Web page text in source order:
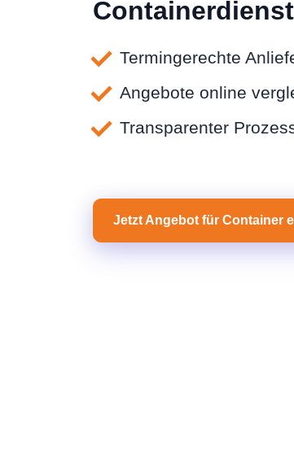
Termingerechte
Angebote online
Transparenter
Jetzt Angebot für Container